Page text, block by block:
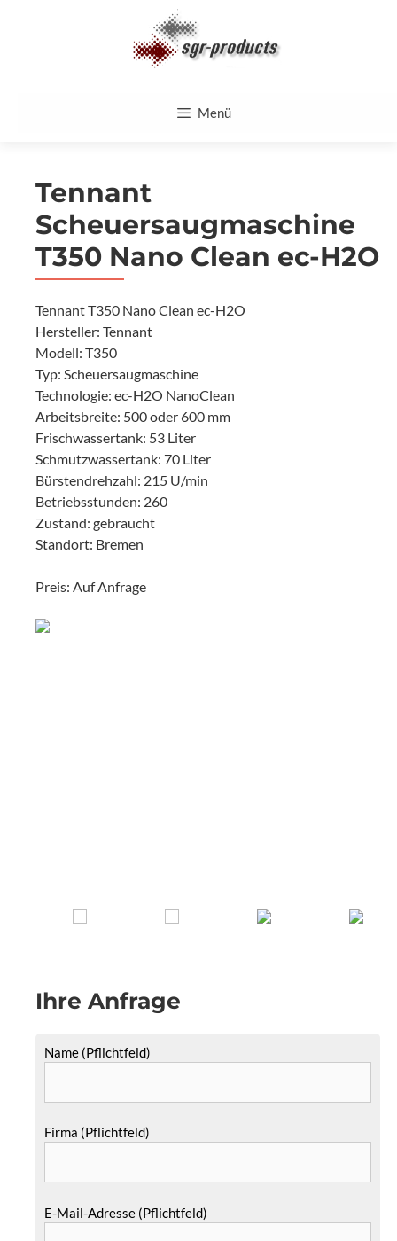
Menü
Tennant
Scheuersaugmaschine
T350 Nano Clean ec-H2O
Tennant T350 Nano Clean ec-H2O
Hersteller: Tennant
Modell: T350
Typ: Scheuersaugmaschine
Technologie: ec-H2O NanoClean
Arbeitsbreite: 500 oder 600 mm
Frischwassertank: 53 Liter
Schmutzwassertank: 70 Liter
Bürstendrehzahl: 215 U/min
Betriebsstunden: 260
Zustand: gebraucht
Standort: Bremen
Preis: Auf Anfrage
Ihre Anfrage
Name (Pflichtfeld)
Firma (Pflichtfeld)
E-Mail-Adresse (Pflichtfeld)